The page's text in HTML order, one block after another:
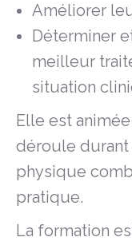
Améliorer
Déterminer
meilleur
situation
Elle est
déroule durant
physique
pratique.
La formation